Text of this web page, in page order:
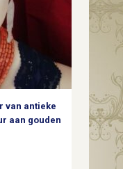
van antieke
aan gouden